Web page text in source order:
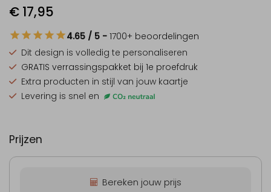
€ 17,95
4.65 / 5 - 1700+ beoordelingen
Dit design is volledig te personaliseren
GRATIS verrassingspakket bij 1e proefdruk
Extra producten in stijl van jouw kaartje
Levering is snel en
Prijzen
Bereken jouw prijs